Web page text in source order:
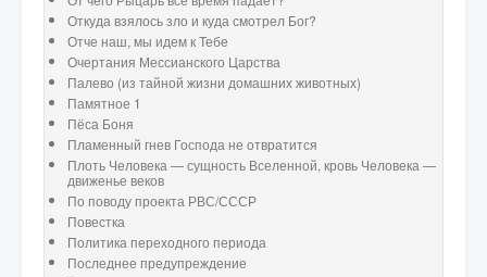
Откуда взялось зло и куда смотрел Бог?
Отче наш, мы идем к Тебе
Очертания Мессианского Царства
Палево (из тайной жизни домашних животных)
Памятное 1
Пёса Боня
Пламенный гнев Господа не отвратится
Плоть Человека — сущность Вселенной, кровь Человека —
движенье веков
По поводу проекта РВС/СССР
Повестка
Политика переходного периода
Последнее предупреждение